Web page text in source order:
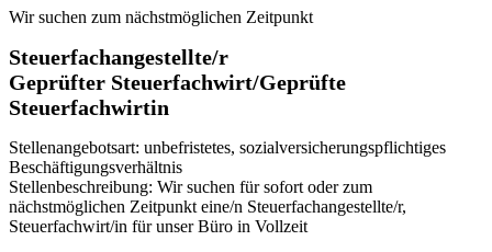
Wir suchen zum nächstmöglichen Zeitpunkt
Steuerfachangestellte/r
Geprüfter Steuerfachwirt/Geprüfte
Steuerfachwirtin
Stellenangebotsart: unbefristetes, sozialversicherungspflichtiges
Beschäftigungsverhältnis
Stellenbeschreibung: Wir suchen für sofort oder zum
nächstmöglichen Zeitpunkt eine/n Steuerfachangestellte/r,
Steuerfachwirt/in für unser Büro in Vollzeit